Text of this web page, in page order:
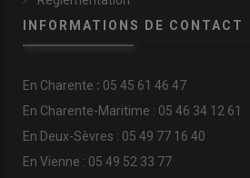
INFORMATIONS DE CONTACT
En Charente : 05 45 61 46 47
En Charente-Maritime : 05 46 34 12 61
En Deux-Sèvres : 05 49 77 16 40
En Vienne : 05 49 52 33 77